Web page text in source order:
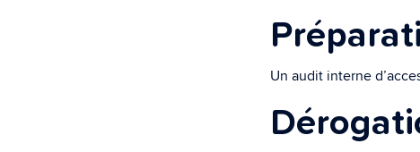
Un audit interne